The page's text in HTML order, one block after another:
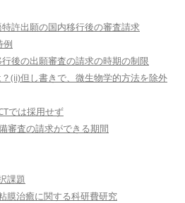
許出願の国内移行後の審査請求
例
後の出願審査の請求の時期の制限
(ii)但し書きで、微生物学的方法を除外
では採用せず
審査の請求ができる期間
課題
膜治癒に関する科研費研究